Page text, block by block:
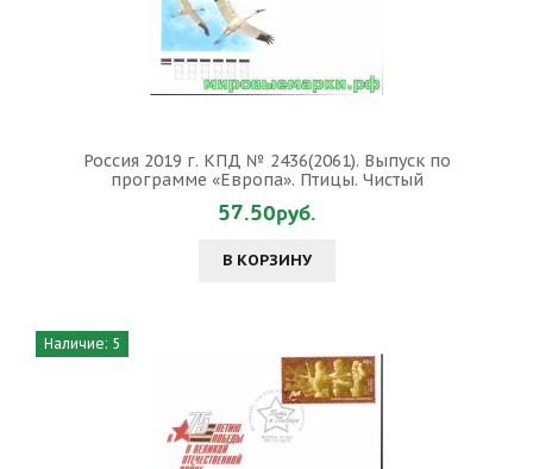
Россия 2019 г. КПД № 2436(2061). Выпуск по
программе «Европа». Птицы. Чистый
57.50руб.
В КОРЗИНУ
Наличие: 5